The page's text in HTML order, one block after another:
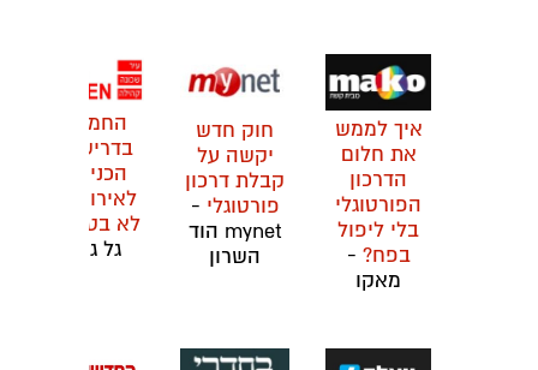
איך לממש
את חלום
הדרכון
הפורטוגלי
בלי ליפול
בפח? -
מאקו
חוק חדש
יקשה על
קבלת דרכון
פורטוגלי -
mynet הוד
השרון
החמרה
בדרישות
הכניסה
לאירופה?
לא בטוח
גל גפן